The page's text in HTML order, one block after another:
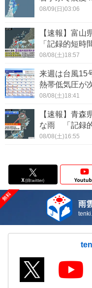
08/09(日)03:06
【速報】富
「記録的短時
08/08(土)18:57
来週は台風
熱帯低気圧が
08/08(土)18:41
【速報】青森
な雨 「記録
08/08(土)16:55
雨